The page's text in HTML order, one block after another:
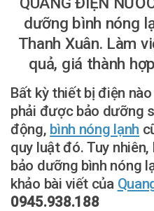
dưỡng bình nóng
Thanh Xuân. Làm
quả, giá thành
Bất kỳ thiết bị điện
phải được bảo dưỡng
động, bình nóng lạnh
quy luật đó. Tuy
bảo dưỡng bình nóng
khảo bài viết của
0945.938.188